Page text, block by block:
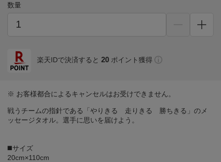
数量
楽天IDで決済すると 20 ポイント獲得
※ お客様都合によるキャンセルはお受けできません。
戦うチームの指針である「やりきる 走りきる 勝ちきる」のメ
ッセージタオル。選手に思いを届けよう。
◼️サイズ
20cm×110cm